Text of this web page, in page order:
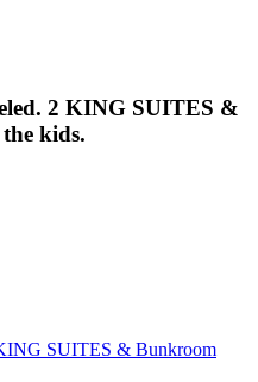
2 KING SUITES &
kids.
SUITES & Bunkroom